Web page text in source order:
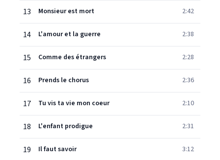
13 Monsieur est mort 2:42
14 L'amour et la guerre 2:38
15 Comme des étrangers 2:28
16 Prends le chorus 2:36
17 Tu vis ta vie mon coeur 2:10
18 L'enfant prodigue 2:31
19 Il faut savoir 3:12